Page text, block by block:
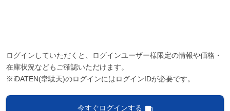
ログインしていただくと、ログインユーザー様限定の情報や価格・
在庫状況などもご確認いただけます。
※iDATEN(韋駄天)のログインにはログインIDが必要です。
今すぐログインする